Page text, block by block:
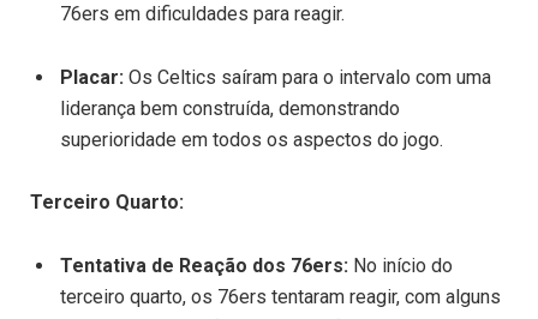
76ers em dificuldades para reagir.
Placar: Os Celtics saíram para o intervalo com uma
liderança bem construída, demonstrando
superioridade em todos os aspectos do jogo.
Terceiro Quarto:
Tentativa de Reação dos 76ers: No início do
terceiro quarto, os 76ers tentaram reagir, com alguns